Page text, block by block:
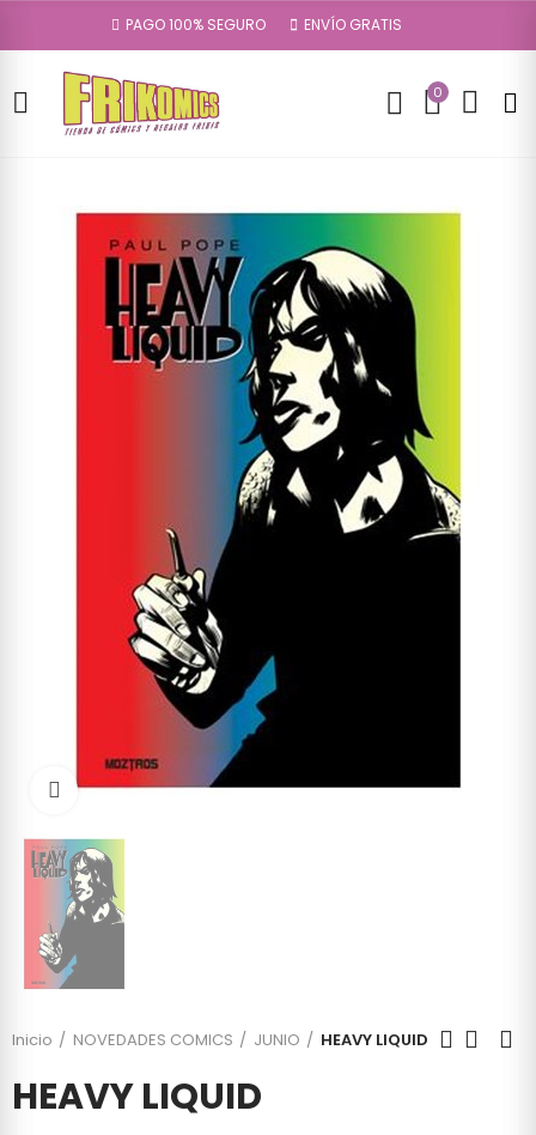
PAGO 100% SEGURO ENVÍO GRATIS
0
Click to enlarge
Inicio NOVEDADES COMICS JUNIO HEAVY LIQUID
HEAVY LIQUID